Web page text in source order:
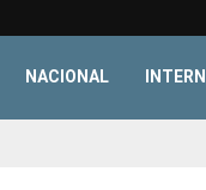
NACIONAL